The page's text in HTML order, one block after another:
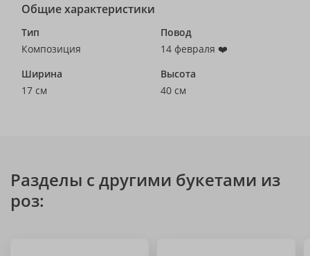
Общие характеристики
Тип
Композиция
Повод
14 февраля ❤️
Ширина
17 см
Высота
40 см
Разделы с другими букетами из
роз: